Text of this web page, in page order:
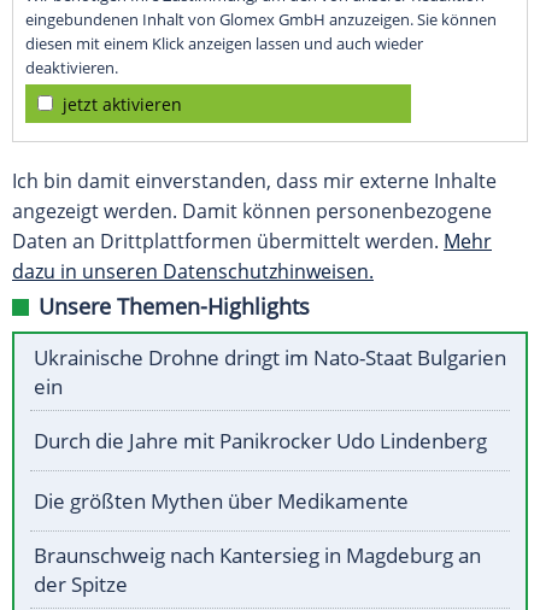
eingebundenen Inhalt von Glomex GmbH anzuzeigen. Sie können
diesen mit einem Klick anzeigen lassen und auch wieder
deaktivieren.
jetzt aktivieren
Ich bin damit einverstanden, dass mir externe Inhalte
angezeigt werden. Damit können personenbezogene
Daten an Drittplattformen übermittelt werden. Mehr
dazu in unseren Datenschutzhinweisen.
Unsere Themen-Highlights
Ukrainische Drohne dringt im Nato-Staat Bulgarien
ein
Durch die Jahre mit Panikrocker Udo Lindenberg
Die größten Mythen über Medikamente
Braunschweig nach Kantersieg in Magdeburg an
der Spitze